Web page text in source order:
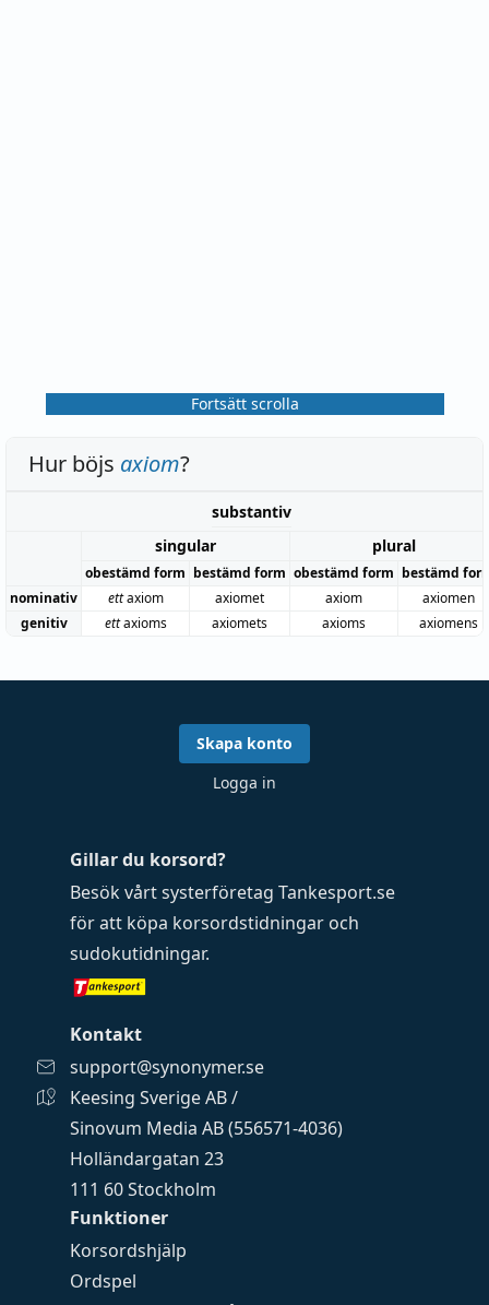
Fortsätt scrolla
Hur böjs axiom?
substantiv
singular
plural
obestämd form bestämd form obestämd form bestämd
nominativ
ettaxiom axiomet axiom
axiomen
genitiv
ettaxioms axiomets axioms axiomens
Funktioner
Korsordshjälp
Ordspel
Gillar du korsord?
Besök vårt systerföretag Tankesport.se
för att köpa korsordstidningar och
sudokutidningar.
Kontakt
support@synonymer.se
Keesing Sverige AB /
Sinovum Media AB (556571-4036)
Holländargatan 23
111 60 Stockholm
Skapa konto
Logga in